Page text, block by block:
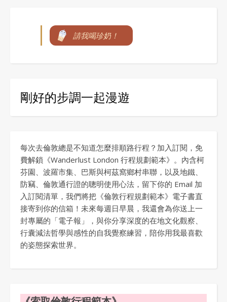
請我喝珍奶！
剛好的步調一起漫遊
每次去倫敦總是不知道怎麼排順路行程？加入訂閱，免
費解鎖《Wanderlust London 行程規劃範本》。內含柯
芬園、波羅市集、巴斯與柯茲窩鄉村串聯，以及地鐵、
防竊、倫敦通行證的聰明使用心法，留下你的 Email 加
入訂閱清單，我們將把《倫敦行程規劃範本》電子書直
接寄到你的信箱！未來每週日早晨，我還會為你送上一
封專屬的「電子報」，與你分享深度的在地文化觀察、
行囊減法哲學與感性的自我覺察練習，陪你用我最喜歡
的姿態探索世界。